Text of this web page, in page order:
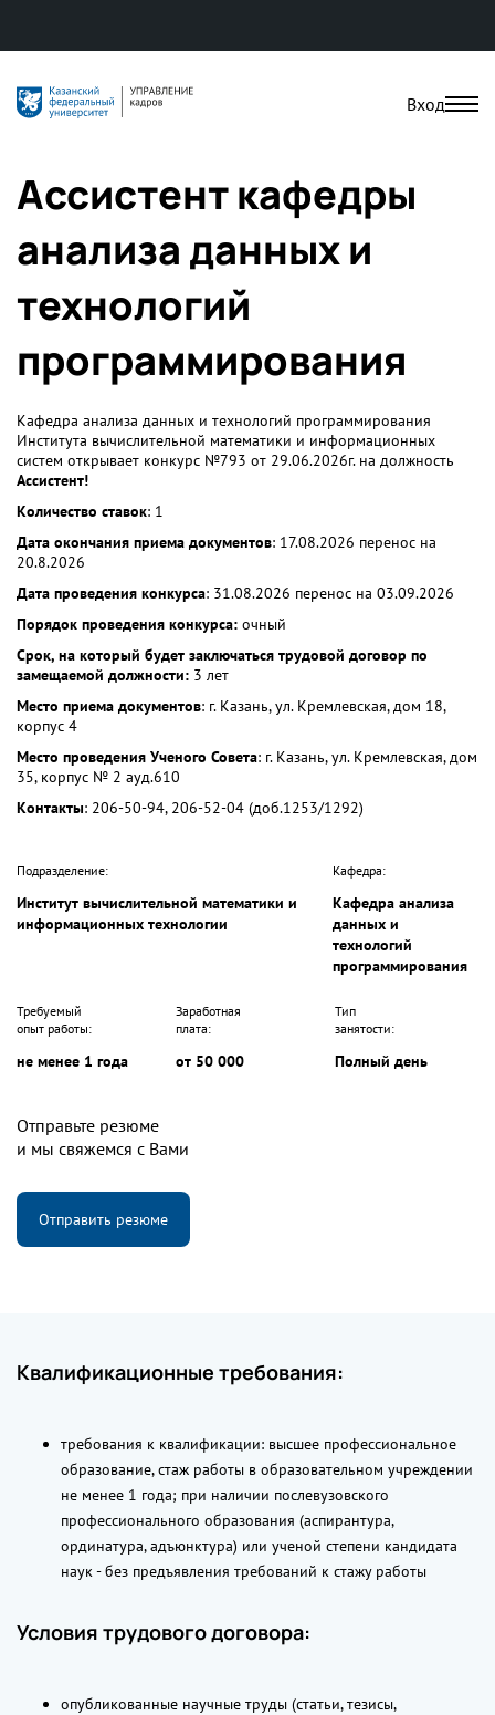
Вход
Ассистент кафедры
анализа данных и
технологий
программирования
Кафедра анализа данных и технологий программирования
Института вычислительной математики и информационных
систем открывает конкурс №793 от 29.06.2026г. на должность
Ассистент!
Количество ставок: 1
Дата окончания приема документов: 17.08.2026 перенос на
20.8.2026
Дата проведения конкурса: 31.08.2026 перенос на 03.09.2026
Порядок проведения конкурса: очный
Срок, на который будет заключаться трудовой договор по
замещаемой должности: 3 лет
Место приема документов: г. Казань, ул. Кремлевская, дом 18,
корпус 4
Место проведения Ученого Совета: г. Казань, ул. Кремлевская, дом
35, корпус № 2 ауд.610
Контакты: 206-50-94, 206-52-04 (доб.1253/1292)
Подразделение:
Институт вычислительной математики и
информационных технологии
Кафедра:
Кафедра анализа
данных и
технологий
программирования
Требуемый
опыт работы:
не менее 1 года
Заработная
плата:
от 50 000
Тип
занятости:
Полный день
Отправьте резюме
и мы свяжемся с Вами
Отправить резюме
Квалификационные требования:
требования к квалификации: высшее профессиональное
образование, стаж работы в образовательном учреждении
не менее 1 года; при наличии послевузовского
профессионального образования (аспирантура,
ординатура, адъюнктура) или ученой степени кандидата
наук - без предъявления требований к стажу работы
Условия трудового договора:
опубликованные научные труды (статьи, тезисы,